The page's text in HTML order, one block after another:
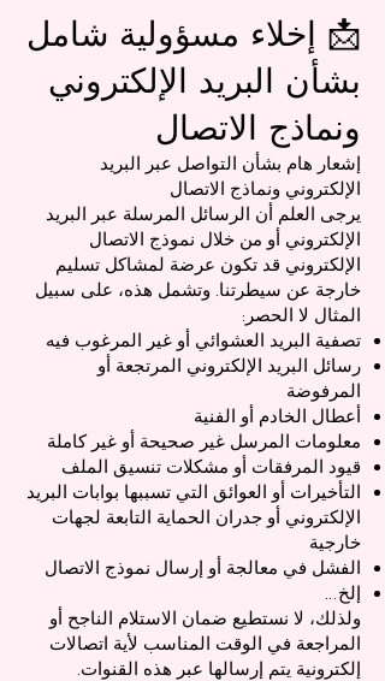
📩 إخلاء مسؤولية شامل
بشأن البريد الإلكتروني
ونماذج الاتصال
إشعار هام بشأن التواصل عبر البريد
الإلكتروني ونماذج الاتصال
يرجى العلم أن الرسائل المرسلة عبر البريد
الإلكتروني أو من خلال نموذج الاتصال
الإلكتروني قد تكون عرضة لمشاكل تسليم
خارجة عن سيطرتنا. وتشمل هذه، على سبيل
المثال لا الحصر:
تصفية البريد العشوائي أو غير المرغوب فيه
رسائل البريد الإلكتروني المرتجعة أو
المرفوضة
أعطال الخادم أو الفنية
معلومات المرسل غير صحيحة أو غير كاملة
قيود المرفقات أو مشكلات تنسيق الملف
التأخيرات أو العوائق التي تسببها بوابات البريد
الإلكتروني أو جدران الحماية التابعة لجهات
خارجية
الفشل في معالجة أو إرسال نموذج الاتصال
إلخ...
ولذلك، لا نستطيع ضمان الاستلام الناجح أو
المراجعة في الوقت المناسب لأية اتصالات
إلكترونية يتم إرسالها عبر هذه القنوات.